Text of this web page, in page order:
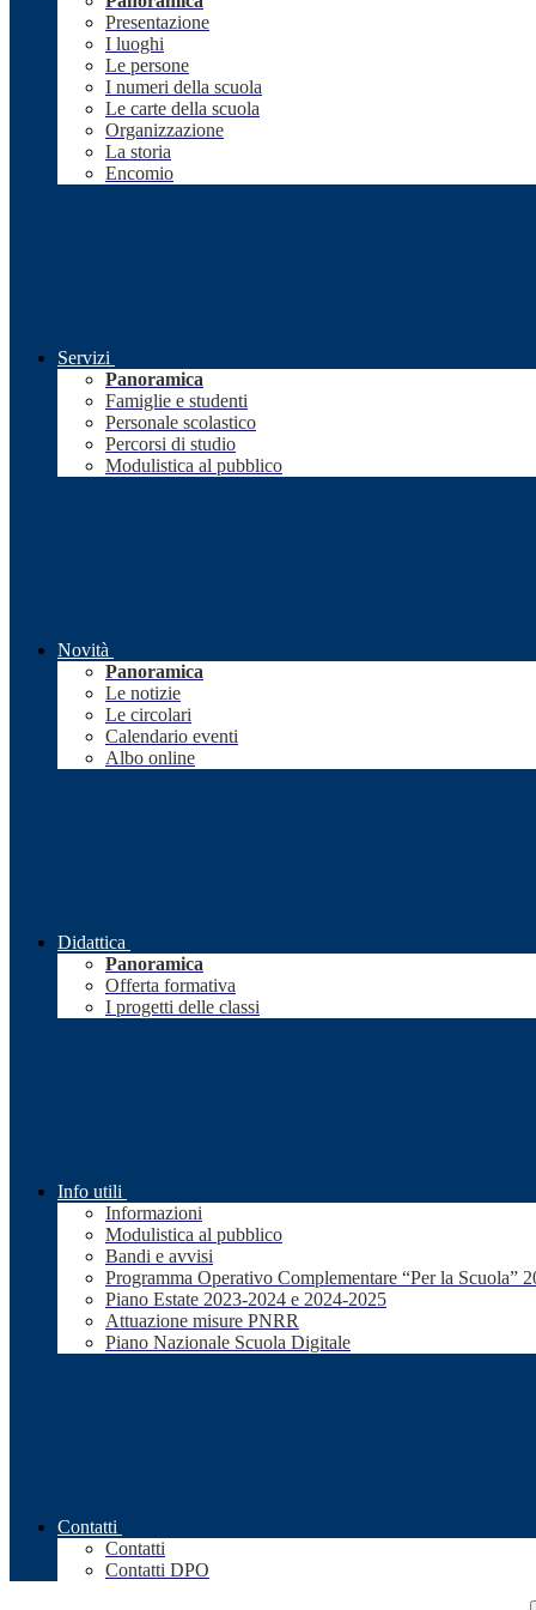
Presentazione
I luoghi
Le persone
I numeri della scuola
Le carte della scuola
Organizzazione
La storia
Encomio
Servizi
Panoramica
Famiglie e studenti
Personale scolastico
Percorsi di studio
Modulistica al pubblico
Novità
Panoramica
Le notizie
Le circolari
Calendario eventi
Albo online
Didattica
Panoramica
Offerta formativa
I progetti delle classi
Info utili
Informazioni
Modulistica al pubblico
Bandi e avvisi
Programma Operativo Complementare “Per la Scuola”
Piano Estate 2023-2024 e 2024-2025
Attuazione misure PNRR
Piano Nazionale Scuola Digitale
Contatti
Contatti
Contatti DPO